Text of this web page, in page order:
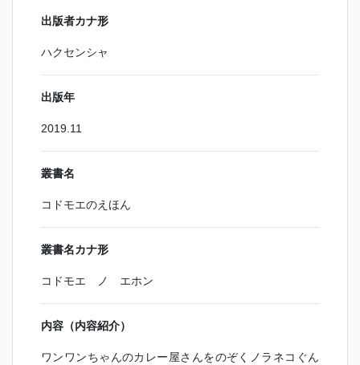
出版者カナ形
ハクセンシャ
出版年
2019.11
叢書名
コドモエのえほん
叢書名カナ形
コドモエ ノ エホン
内容（内容紹介）
ワンワンちゃんのカレー屋さんをのぞくノラネコぐん